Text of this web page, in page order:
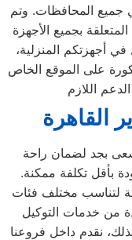
جميع المحافظات. وتم
بجميع الأجهزة
أجهزتكم المنزلية،
على الموقع الخاص
القاهرة
بجد لضمان راحة
بأقل تكلفة ممكنة.
لتناسب مختلف فئات
من خدمات التوكيل
نقدم داخل فروعنا